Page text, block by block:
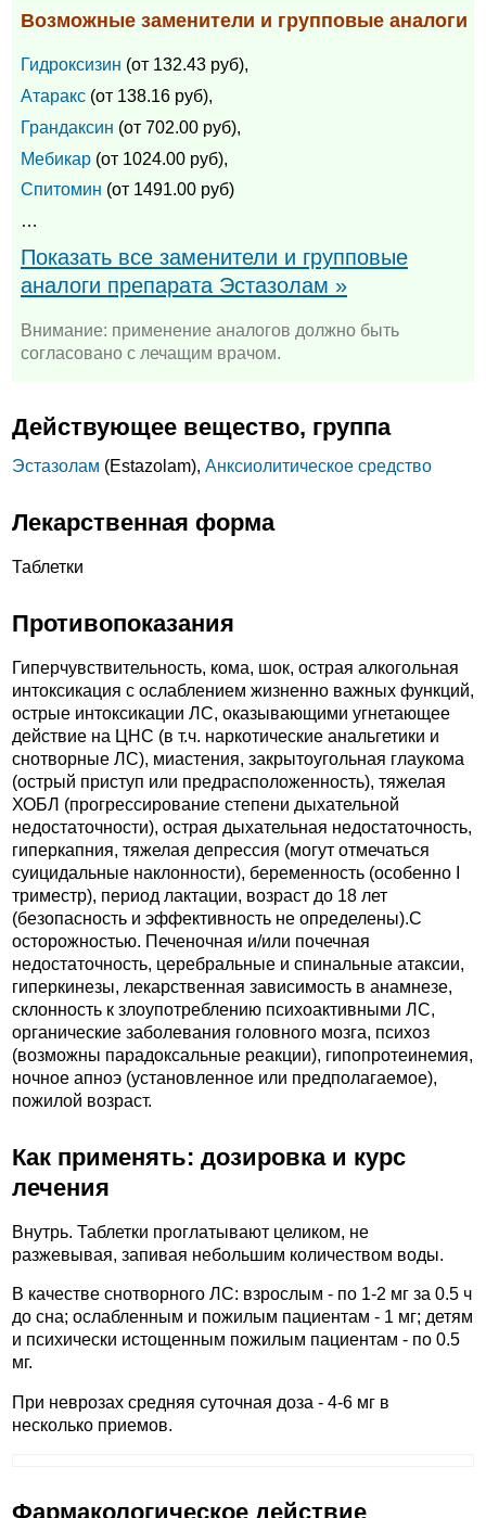
Возможные заменители и групповые аналоги
Гидроксизин (от 132.43 руб),
Атаракс (от 138.16 руб),
Грандаксин (от 702.00 руб),
Мебикар (от 1024.00 руб),
Спитомин (от 1491.00 руб)
…
Показать все заменители и групповые
аналоги препарата Эстазолам »
Внимание: применение аналогов должно быть
согласовано с лечащим врачом.
Действующее вещество, группа
Эстазолам (Estazolam), Анксиолитическое средство
Лекарственная форма
Таблетки
Противопоказания
Гиперчувствительность, кома, шок, острая алкогольная
интоксикация с ослаблением жизненно важных функций,
острые интоксикации ЛС, оказывающими угнетающее
действие на ЦНС (в т.ч. наркотические анальгетики и
снотворные ЛС), миастения, закрытоугольная глаукома
(острый приступ или предрасположенность), тяжелая
ХОБЛ (прогрессирование степени дыхательной
недостаточности), острая дыхательная недостаточность,
гиперкапния, тяжелая депрессия (могут отмечаться
суицидальные наклонности), беременность (особенно I
триместр), период лактации, возраст до 18 лет
(безопасность и эффективность не определены).C
осторожностью. Печеночная и/или почечная
недостаточность, церебральные и спинальные атаксии,
гиперкинезы, лекарственная зависимость в анамнезе,
склонность к злоупотреблению психоактивными ЛС,
органические заболевания головного мозга, психоз
(возможны парадоксальные реакции), гипопротеинемия,
ночное апноэ (установленное или предполагаемое),
пожилой возраст.
Как применять: дозировка и курс
лечения
Внутрь. Таблетки проглатывают целиком, не
разжевывая, запивая небольшим количеством воды.
В качестве снотворного ЛС: взрослым - по 1-2 мг за 0.5 ч
до сна; ослабленным и пожилым пациентам - 1 мг; детям
и психически истощенным пожилым пациентам - по 0.5
мг.
При неврозах средняя суточная доза - 4-6 мг в
несколько приемов.
Фармакологическое действие